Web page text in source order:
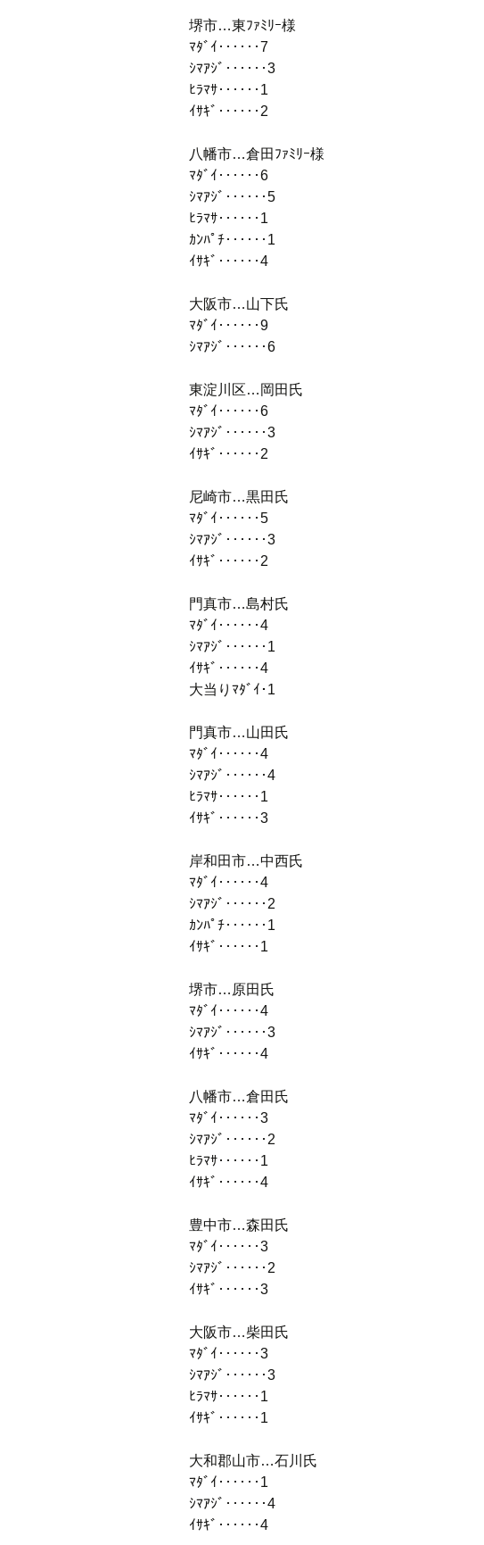
堺市…東ﾌｧﾐﾘｰ様
ﾏﾀﾞｲ‥‥‥7
ｼﾏｱｼﾞ‥‥‥3
ﾋﾗﾏｻ‥‥‥1
ｲｻｷﾞ‥‥‥2
八幡市…倉田ﾌｧﾐﾘｰ様
ﾏﾀﾞｲ‥‥‥6
ｼﾏｱｼﾞ‥‥‥5
ﾋﾗﾏｻ‥‥‥1
ｶﾝﾊﾟﾁ‥‥‥1
ｲｻｷﾞ‥‥‥4
大阪市…山下氏
ﾏﾀﾞｲ‥‥‥9
ｼﾏｱｼﾞ‥‥‥6
東淀川区…岡田氏
ﾏﾀﾞｲ‥‥‥6
ｼﾏｱｼﾞ‥‥‥3
ｲｻｷﾞ‥‥‥2
尼崎市…黒田氏
ﾏﾀﾞｲ‥‥‥5
ｼﾏｱｼﾞ‥‥‥3
ｲｻｷﾞ‥‥‥2
門真市…島村氏
ﾏﾀﾞｲ‥‥‥4
ｼﾏｱｼﾞ‥‥‥1
ｲｻｷﾞ‥‥‥4
大当りﾏﾀﾞｲ･1
門真市…山田氏
ﾏﾀﾞｲ‥‥‥4
ｼﾏｱｼﾞ‥‥‥4
ﾋﾗﾏｻ‥‥‥1
ｲｻｷﾞ‥‥‥3
岸和田市…中西氏
ﾏﾀﾞｲ‥‥‥4
ｼﾏｱｼﾞ‥‥‥2
ｶﾝﾊﾟﾁ‥‥‥1
ｲｻｷﾞ‥‥‥1
堺市…原田氏
ﾏﾀﾞｲ‥‥‥4
ｼﾏｱｼﾞ‥‥‥3
ｲｻｷﾞ‥‥‥4
八幡市…倉田氏
ﾏﾀﾞｲ‥‥‥3
ｼﾏｱｼﾞ‥‥‥2
ﾋﾗﾏｻ‥‥‥1
ｲｻｷﾞ‥‥‥4
豊中市…森田氏
ﾏﾀﾞｲ‥‥‥3
ｼﾏｱｼﾞ‥‥‥2
ｲｻｷﾞ‥‥‥3
大阪市…柴田氏
ﾏﾀﾞｲ‥‥‥3
ｼﾏｱｼﾞ‥‥‥3
ﾋﾗﾏｻ‥‥‥1
ｲｻｷﾞ‥‥‥1
大和郡山市…石川氏
ﾏﾀﾞｲ‥‥‥1
ｼﾏｱｼﾞ‥‥‥4
ｲｻｷﾞ‥‥‥4